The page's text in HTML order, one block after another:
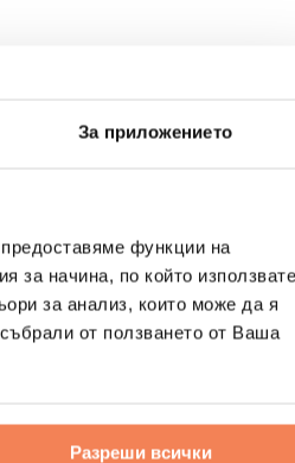
За приложението
функции на
за начина, по който използвате
за анализ, които може да я
от ползването от Ваша
Разреши всички